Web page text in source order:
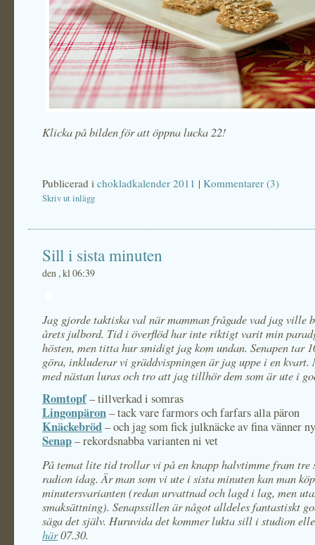
Klicka på bilden för att öppna lucka 22!
Publicerad i chokladkalender 2011 | Kommentarer (3)
Skriv ut inlägg
Sill i sista minuten
den , kl 06:39
Jag gjorde taktiska val när mamman frågade vad jag ville
årets julbord. Tid i överflöd har inte riktigt varit min
hösten, men titta hur smidigt jag kom undan. Senapen tar
göra, inkluderar vi gräddvispningen är jag uppe i en kvart.
med nästan luras och tro att jag tillhör dem som är ute i
Romtopf– tillverkad i somras
Lingonpäron– tack vare farmors och farfars alla päron
Knäckebröd– och jag som fick julknäcke av fina vänner
Senap– rekordsnabba varianten ni vet
På temat lite tid trollar vi på en knapp halvtimme fram tre
radion idag. Är man som vi ute i sista minuten kan man
minutersvarianten (redan urvattnad och lagd i lag, men
smaksättning). Senapssillen är något alldeles fantastiskt
säga det själv. Huruvida det kommer lukta sill i studion
här07.30.